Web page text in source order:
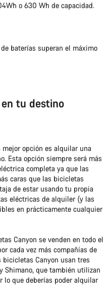
o 630 Wh de capacidad.
baterías superan el máximo
tu destino
mejor opción es alquilar una
Esta opción siempre será más
completa ya que las
caras que las bicicletas
de estar usando tu propia
eléctricas de alquiler (y las
en prácticamente cualquier
Canyon se venden en todo el
cada vez más compañías de
Canyon usan tres
Shimano, que también utilizan
lo que deberías poder alquilar